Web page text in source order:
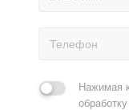
Нажимая